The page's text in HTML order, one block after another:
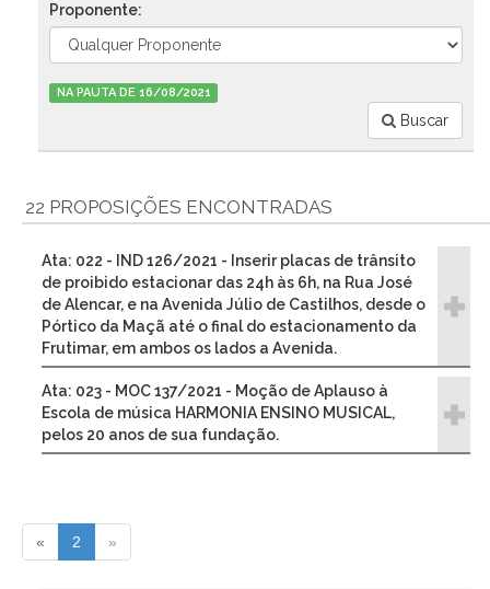
Proponente:
NA PAUTA DE 16/08/2021
Buscar
22 PROPOSIÇÕES ENCONTRADAS
Ata: 022 - IND 126/2021 - Inserir placas de trânsito
de proibido estacionar das 24h às 6h, na Rua José
de Alencar, e na Avenida Júlio de Castilhos, desde o
Pórtico da Maçã até o final do estacionamento da
Frutimar, em ambos os lados a Avenida.
Ata: 023 - MOC 137/2021 - Moção de Aplauso à
Escola de música HARMONIA ENSINO MUSICAL,
pelos 20 anos de sua fundação.
« 2 »